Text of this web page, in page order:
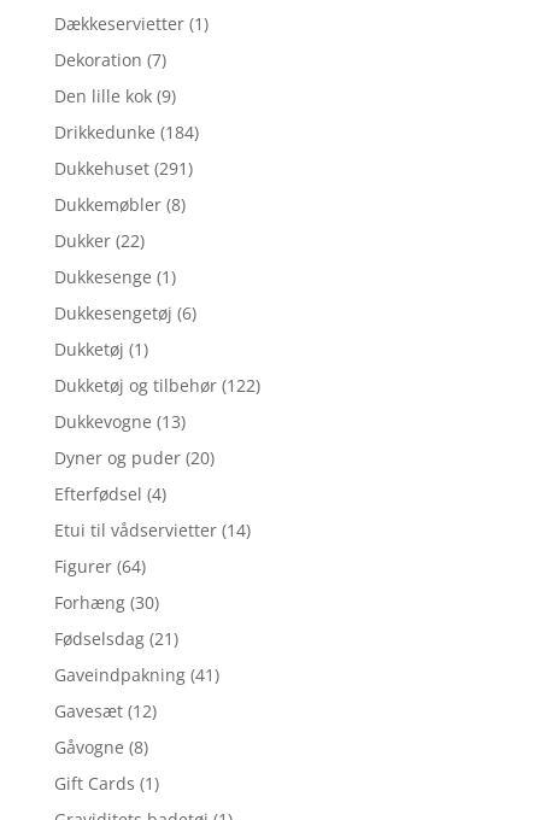
Dækkeservietter (1)
Dekoration (7)
Den lille kok (9)
Drikkedunke (184)
Dukkehuset (291)
Dukkemøbler (8)
Dukker (22)
Dukkesenge (1)
Dukkesengetøj (6)
Dukketøj (1)
Dukketøj og tilbehør (122)
Dukkevogne (13)
Dyner og puder (20)
Efterfødsel (4)
Etui til vådservietter (14)
Figurer (64)
Forhæng (30)
Fødselsdag (21)
Gaveindpakning (41)
Gavesæt (12)
Gåvogne (8)
Gift Cards (1)